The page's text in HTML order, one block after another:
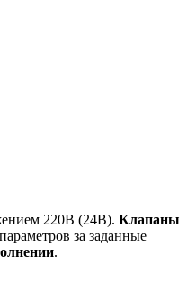
220В (24В). Клапаны
за заданные
.